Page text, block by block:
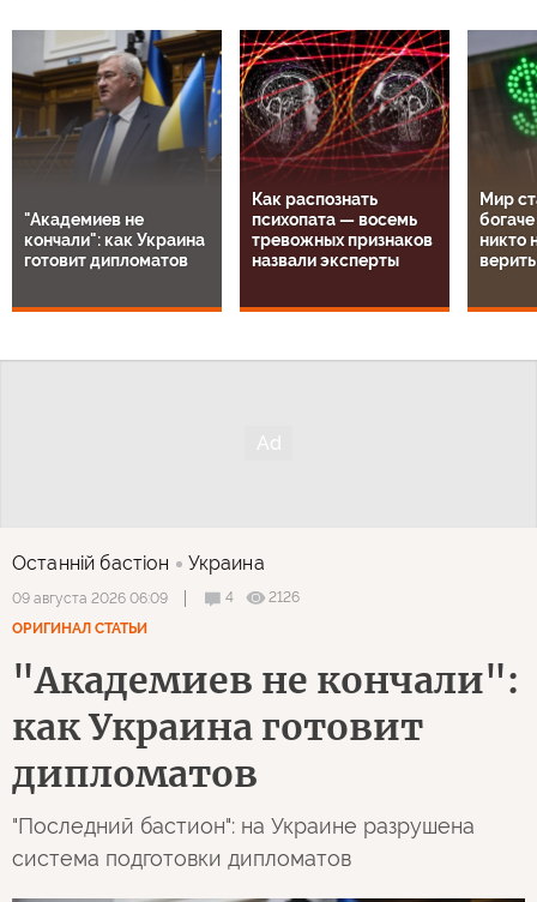
"Академиев не
кончали": как Украина
готовит дипломатов
Как распознать
психопата — восемь
тревожных признаков
назвали эксперты
Мир
никто
верить
Останнiй бастiон Украина
09 августа 2026 06:09 4
2126
ОРИГИНАЛ СТАТЬИ
"Академиев не кончали":
как Украина готовит
дипломатов
"Последний бастион": на Украине разрушена
система подготовки дипломатов